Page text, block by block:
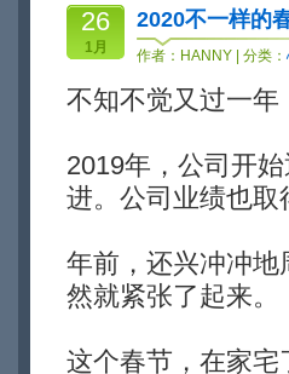
26
1月
2020不一样的
作者： HANNY | 分类：
不知不觉又过一
2019年，公司开
进。公司业绩也取
年前，还兴冲冲
然就紧张了起来。
这个春节，在家